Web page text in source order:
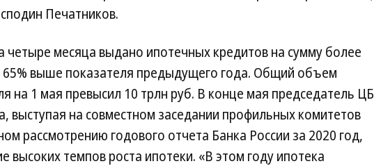
Печатников.
четыре месяца выдано ипотечных кредитов на сумму более
65% выше показателя предыдущего года. Общий объем
на 1 мая превысил 10 трлн руб. В конце мая председатель ЦБ
выступая на совместном заседании профильных комитетов
рассмотрению годового отчета Банка России за 2020 год,
высоких темпов роста ипотеки. «В этом году ипотека